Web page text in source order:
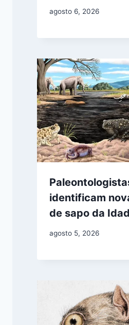
agosto 6, 2026
identificam
de sapo da
agosto 5, 2026